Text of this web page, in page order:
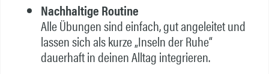
Nachhaltige Routine
Alle Übungen sind einfach, gut angeleitet und
lassen sich als kurze „Inseln der Ruhe“
dauerhaft in deinen Alltag integrieren.